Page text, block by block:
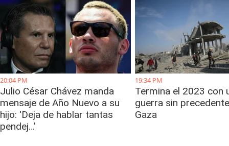
20:04 PM
Julio César Chávez manda
mensaje de Año Nuevo a su
hijo: 'Deja de hablar tantas
pendej…'
19:34 PM
Termina el 2023 con
guerra sin
Gaza